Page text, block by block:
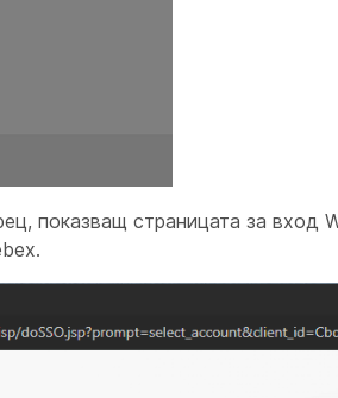
показващ страницата за вход